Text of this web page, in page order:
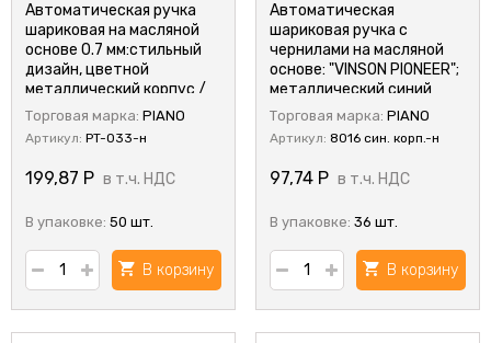
Автоматическая ручка
шариковая на масляной
основе 0.7 мм:стильный
дизайн, цветной
металлический корпус /
ассорти/, цвет чернил
синий. "Piano"
Торговая марка: PIANO
Артикул: PT-033-н
199,87 Р в т.ч. НДС
В упаковке: 50 шт.
В корзину
Автоматическая
шариковая ручка с
чернилами на масляной
основе: "VINSON PIONEER";
металлический синий
корпус; толщина
пишущего узла 0,7 mm,
цвет чернил
Торговая марка: PIANO
Артикул: 8016 син. корп.-н
97,74 Р в т.ч. НДС
В упаковке: 36 шт.
В корзину